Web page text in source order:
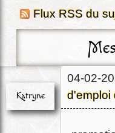
Flux RSS du
Katryne
04-02-
d'emploi